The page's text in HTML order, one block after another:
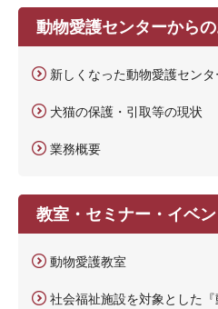
動物愛護センターから
新しくなった動物愛護セン
犬猫の保護・引取等の現状
業務概要
教室・セミナー・イベン
動物愛護教室
社会福祉施設を対象とした『